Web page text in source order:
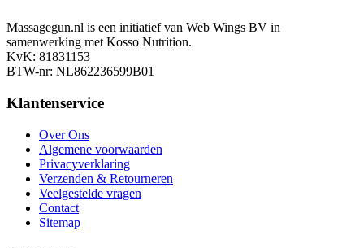
Massagegun.nl is een initiatief van Web Wings BV in
samenwerking met Kosso Nutrition.
KvK: 81831153
BTW-nr: NL862236599B01
Klantenservice
Over Ons
Algemene voorwaarden
Privacyverklaring
Verzenden & Retourneren
Veelgestelde vragen
Contact
Sitemap